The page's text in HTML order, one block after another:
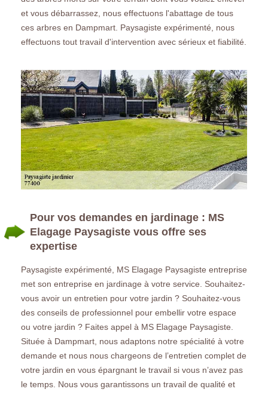
et vous débarrassez, nous effectuons l'abattage de tous
ces arbres en Dampmart. Paysagiste expérimenté, nous
effectuons tout travail d'intervention avec sérieux et fiabilité.
Pour vos demandes en jardinage : MS
Elagage Paysagiste vous offre ses
expertise
Paysagiste expérimenté, MS Elagage Paysagiste entreprise
met son entreprise en jardinage à votre service. Souhaitez-
vous avoir un entretien pour votre jardin ? Souhaitez-vous
des conseils de professionnel pour embellir votre espace
ou votre jardin ? Faites appel à MS Elagage Paysagiste.
Située à Dampmart, nous adaptons notre spécialité à votre
demande et nous nous chargeons de l’entretien complet de
votre jardin en vous épargnant le travail si vous n’avez pas
le temps. Nous vous garantissons un travail de qualité et